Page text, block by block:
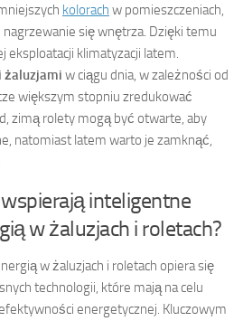
kolorach w pomieszczeniach,
się wnętrza. Dzięki temu
eksploatacji klimatyzacji latem.
żaluzjami w ciągu dnia, w zależności od
większym stopniu zredukować
zimą rolety mogą być otwarte, aby
natomiast latem warto je zamknąć,
inteligentne
w żaluzjach i roletach?
w żaluzjach i roletach opiera się
technologii, które mają na celu
energetycznej. Kluczowym